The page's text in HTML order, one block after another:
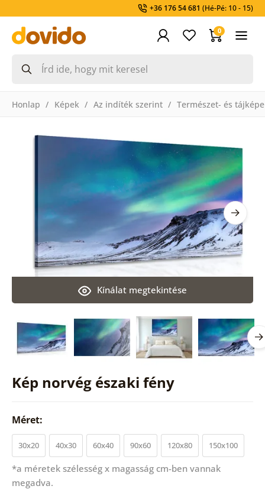
+36 176 54 681 (Hé-Pé: 10 - 15)
0
Honlap Képek Az indíték szerint Természet- és
Kép norvég északi fény
Kínálat megtekintése
Méret:
30x20 40x30 60x40 90x60 120x80 150x100
*a méretek szélesség x magasság cm-ben vannak
megadva.